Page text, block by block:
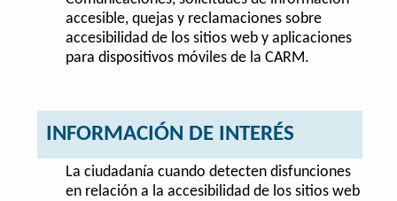
accesible, quejas y reclamaciones sobre
accesibilidad de los sitios web y aplicaciones
para dispositivos móviles de la CARM.
INFORMACIÓN DE INTERÉS
La ciudadanía cuando detecten disfunciones
en relación a la accesibilidad de los sitios web